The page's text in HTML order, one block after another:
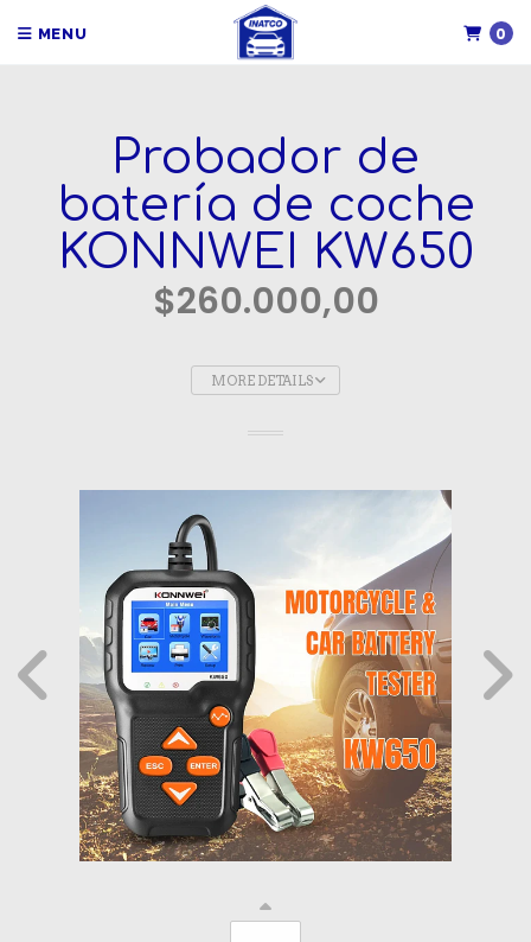
MENU 0
Probador de
batería de coche
KONNWEI KW650
$260.000,00
MORE DETAILS